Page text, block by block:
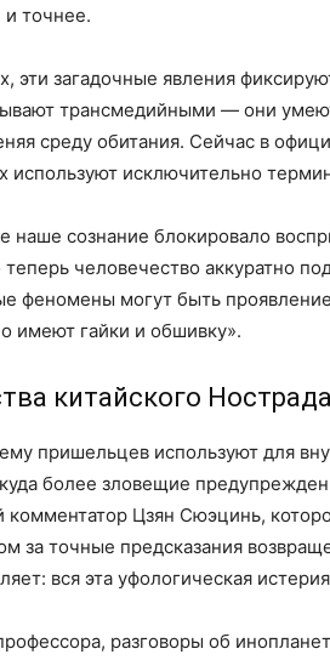
и точнее.
эти загадочные явления
трансмедийными — они
среду обитания. Сейчас в
используют исключительно
наше сознание блокировало
теперь человечество аккуратно
феномены могут быть
имеют гайки и обшивку».
китайского
пришельцев используют для
более зловещие
комментатор Цзян Сюэцинь,
за точные предсказания
вся эта уфологическая
разговоры об